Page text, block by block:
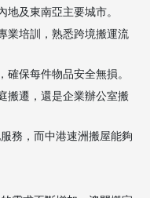
及東南亞主要城市。
業培訓，熟悉跨境搬運流
保每件物品安全無損。
搬遷，還是企業辦公室搬
務，而中港速洲搬屋能夠